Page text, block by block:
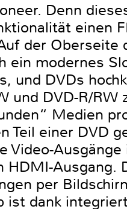
Denn
einen
der Oberseite
ein modernes
und DVDs
und DVD-R/RW
Medien
Teil einer DVD
Video-
Ausgang.
per
ist dank